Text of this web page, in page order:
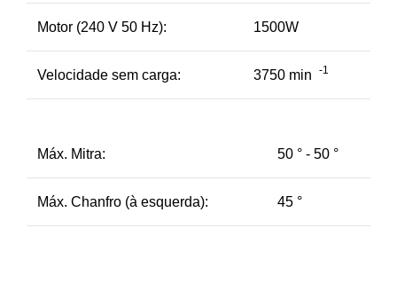
Motor (240 V 50 Hz): 1500W
Velocidade sem carga: 3750 min -1
Máx. Mitra: 50 ° - 50 °
Máx. Chanfro (à esquerda): 45 °